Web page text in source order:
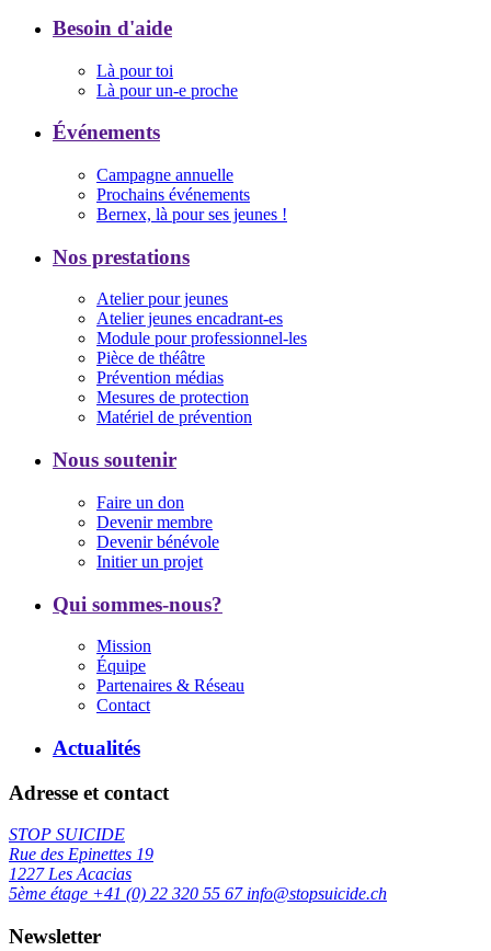
Besoin d'aide
Là pour toi
Là pour un-e proche
Événements
Campagne annuelle
Prochains événements
Bernex, là pour ses jeunes !
Nos prestations
Atelier pour jeunes
Atelier jeunes encadrant-es
Module pour professionnel-les
Pièce de théâtre
Prévention médias
Mesures de protection
Matériel de prévention
Nous soutenir
Faire un don
Devenir membre
Devenir bénévole
Initier un projet
Qui sommes-nous?
Mission
Équipe
Partenaires & Réseau
Contact
Actualités
Adresse et contact
STOP SUICIDE
Rue des Epinettes 19
1227 Les Acacias
5ème étage +41 (0) 22 320 55 67 info@stopsuicide.ch
Newsletter